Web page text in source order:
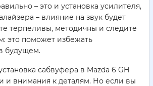
– это и установка усилителя,
– влияние на звук будет
терпеливы, методичны и следите
это поможет избежать
будущем.
сабвуфера в Mazda 6 GH
и внимания к деталям. Но если вы